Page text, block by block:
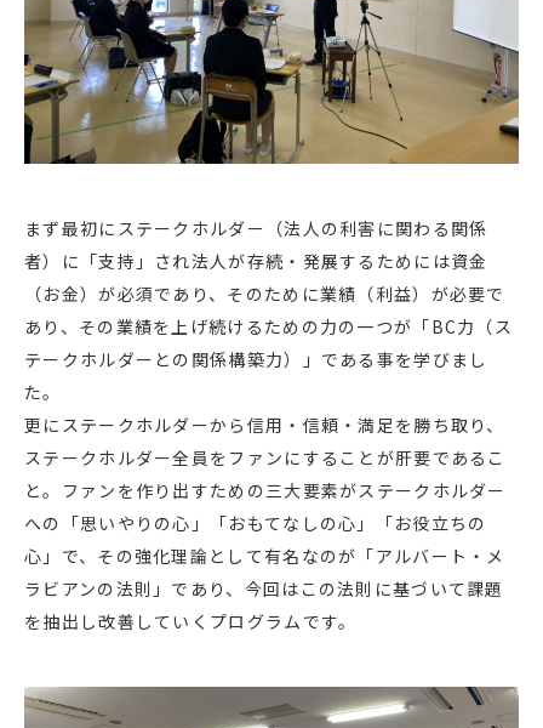
まず最初にステークホルダー（法人の利害に関わる関係
者）に「支持」され法人が存続・発展するためには資金
（お金）が必須であり、そのために業績（利益）が必要で
あり、その業績を上げ続けるための力の一つが「BC力（ス
テークホルダーとの関係構築力）」である事を学びまし
た。
更にステークホルダーから信用・信頼・満足を勝ち取り、
ステークホルダー全員をファンにすることが肝要であるこ
と。ファンを作り出すための三大要素がステークホルダー
への「思いやりの心」「おもてなしの心」「お役立ちの
心」で、その強化理論として有名なのが「アルバート・メ
ラビアンの法則」であり、今回はこの法則に基づいて課題
を抽出し改善していくプログラムです。